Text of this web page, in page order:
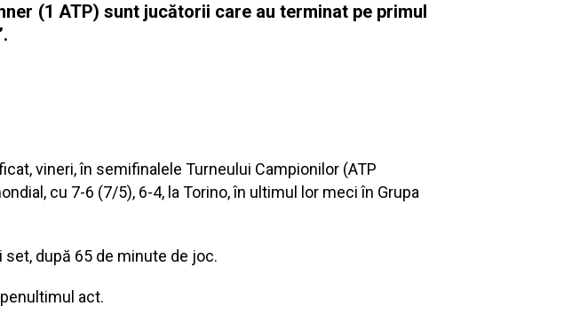
(1 ATP) sunt jucătorii care au terminat pe primul
vineri, în semifinalele Turneului Campionilor (ATP
cu 7-6 (7/5), 6-4, la Torino, în ultimul lor meci în Grupa
după 65 de minute de joc.
act.